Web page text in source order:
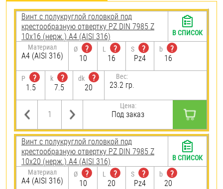
Винт с полукруглой головкой под
крестообразную отвертку PZ DIN 7985 Z
10х16 (нерж.) A4 (AISI 316)
Материал
A4 (AISI 316)
Ø
?
10
L
?
16
S
?
Pz4
b
?
16
P
?
1.5
k
?
7.5
dk
?
20
Вес:
23.2 гр.
Цена:
Под заказ
В СПИСОК
Винт с полукруглой головкой под
крестообразную отвертку PZ DIN 7985 Z
10х20 (нерж.) A4 (AISI 316)
Материал
A4 (AISI 316)
Ø
?
10
L
?
20
S
?
Pz4
b
?
20
В СПИСОК